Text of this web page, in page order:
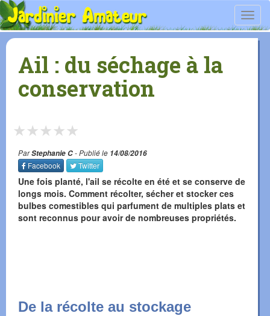
Ail : du séchage à la
conservation
★
★
★
★
★
ParStephanie C- Publié le 14/08/2016
Facebook
Twitter
Une fois planté, l'ail se récolte en été et se conserve de
longs mois. Comment récolter, sécher et stocker ces
bulbes comestibles qui parfument de multiples plats et
sont reconnus pour avoir de nombreuses propriétés.
De la récolte au stockage